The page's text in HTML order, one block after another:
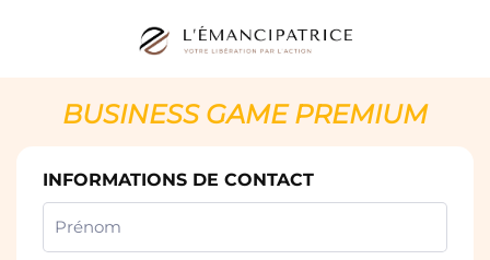
BUSINESS GAME PREMIUM
INFORMATIONS DE CONTACT